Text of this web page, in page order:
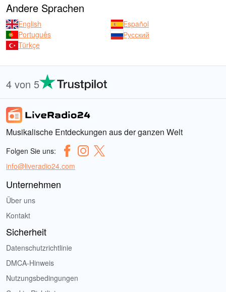
Andere Sprachen
English
Español
Português
Русский
Türkçe
4 von 5
Musikalische Entdeckungen aus der ganzen Welt
Folgen Sie uns:
info@liveradio24.com
Unternehmen
Über uns
Kontakt
Sicherheit
Datenschutzrichtlinie
DMCA-Hinweis
Nutzungsbedingungen